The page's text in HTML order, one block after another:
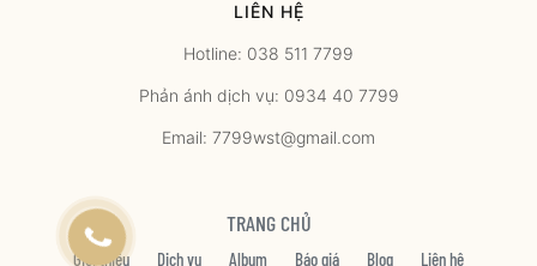
LIÊN HỆ
Hotline: 038 511 7799
Phản ánh dịch vụ: 0934 40 7799
Email: 7799wst@gmail.com
TRANG CHỦ
Giới thiệu Dịch vụ Album Báo giá Blog Liên hệ